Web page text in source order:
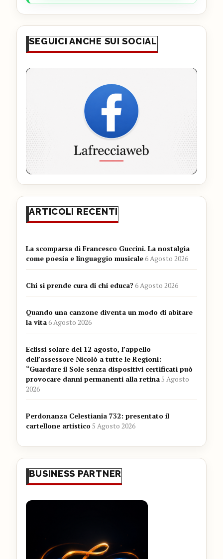
SEGUICI ANCHE SUI SOCIAL
ARTICOLI RECENTI
La scomparsa di Francesco Guccini. La nostalgia
come poesia e linguaggio musicale6 Agosto 2026
Chi si prende cura di chi educa?6 Agosto 2026
Quando una canzone diventa un modo di abitare
la vita6 Agosto 2026
Eclissi solare del 12 agosto, l’appello
dell’assessore Nicolò a tutte le Regioni:
“Guardare il Sole senza dispositivi certificati può
provocare danni permanenti alla retina5 Agosto
2026
Perdonanza Celestiania 732: presentato il
cartellone artistico5 Agosto 2026
BUSINESS PARTNER